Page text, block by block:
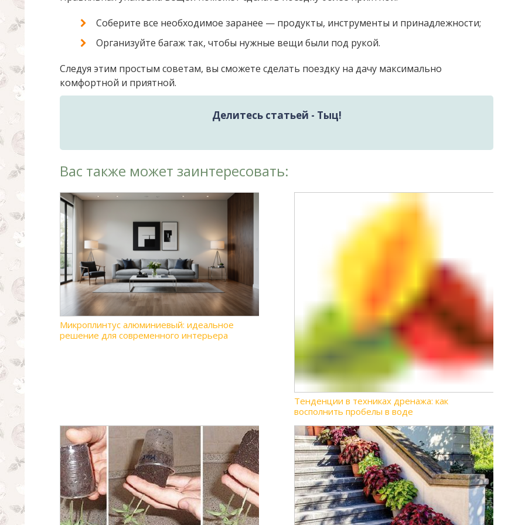
Соберите все необходимое заранее — продукты, инструменты и принадлежности;
Организуйте багаж так, чтобы нужные вещи были под рукой.
Следуя этим простым советам, вы сможете сделать поездку на дачу максимально
комфортной и приятной.
Делитесь статьей - Тыц!
Вас также может заинтересовать:
Микроплинтус алюминиевый: идеальное
решение для современного интерьера
Тенденции в техниках дренажа: как
восполнить пробелы в воде